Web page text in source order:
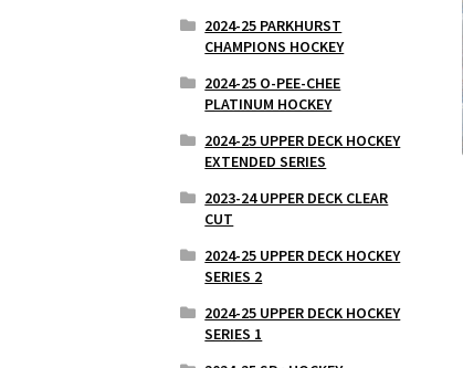
2024-25 PARKHURST
CHAMPIONS HOCKEY
2024-25 O-PEE-CHEE
PLATINUM HOCKEY
2024-25 UPPER DECK HOCKEY
EXTENDED SERIES
2023-24 UPPER DECK CLEAR
CUT
2024-25 UPPER DECK HOCKEY
SERIES 2
2024-25 UPPER DECK HOCKEY
SERIES 1